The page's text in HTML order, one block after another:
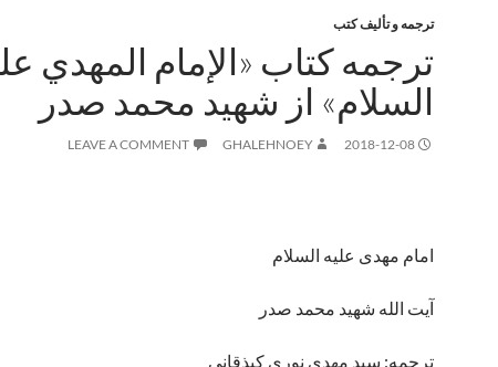
ترجمه و تألیف کتب
ترجمه کتاب «الإمام المهدي
السلام» از شهید محمد صدر
2018-12-08
GHALEHNOEY
LEAVE A COMMENT
امام مهدی علیه السلام
آیت الله شهید محمد صدر
ترجمه: سید مهدی نوری کیذقانی